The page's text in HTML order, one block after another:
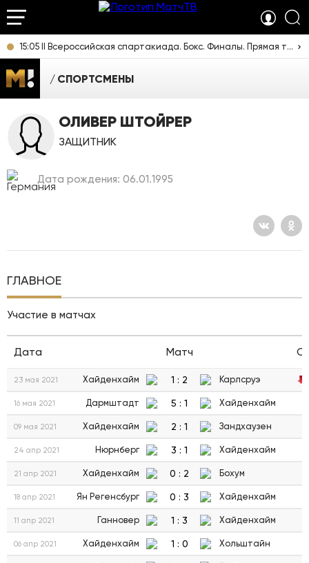
15:05 II Всероссийская спартакиада. Бокс. Финалы. Прямая трансляция из Челябинска
СПОРТСМЕНЫ
ОЛИВЕР ШТОЙРЕР
ЗАЩИТНИК
Дата рождения: 06.01.1995
ГЛАВНОЕ
Участие в матчах
Дата Матч
23 мая 2021 Хайденхайм 1 : 2 Карлсруэ
16 мая 2021 Дармштадт 5 : 1 Хайденхайм
09 мая 2021 Хайденхайм 2 : 1 Зандхаузен
24 апр 2021 Нюрнберг 3 : 1 Хайденхайм
21 апр 2021 Хайденхайм 0 : 2 Бохум
18 апр 2021 Ян Регенсбург 0 : 3 Хайденхайм
11 апр 2021 Ганновер 1 : 3 Хайденхайм
06 апр 2021 Хайденхайм 1 : 0 Хольштайн